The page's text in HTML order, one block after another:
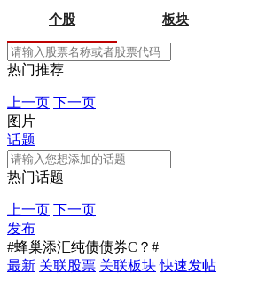
个股 板块
热门推荐
上一页 下一页
图片
话题
热门话题
上一页 下一页
发布
#蜂巢添汇纯债债券C？#
最新 关联股票 关联板块 快速发帖